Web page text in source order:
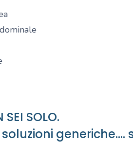
SEI SOLO.
generiche....